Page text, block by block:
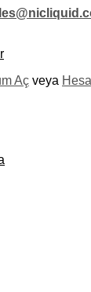
Aç veya